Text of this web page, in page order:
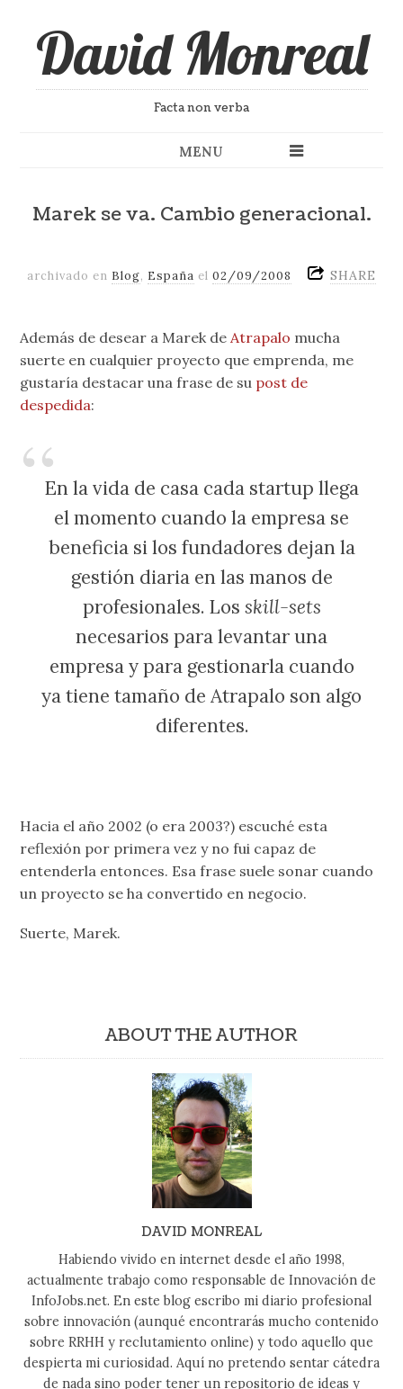
David Monreal
Facta non verba
MENU
Marek se va. Cambio generacional.
archivado en Blog, España el02/09/2008 SHARE
Además de desear a Marek deAtrapalo mucha
suerte en cualquier proyecto que emprenda, me
gustaría destacar una frase de su post de
despedida:
En la vida de casa cada startup llega
el momento cuando la empresa se
beneficia si los fundadores dejan la
gestión diaria en las manos de
profesionales. Los skill-sets
necesarios para levantar una
empresa y para gestionarla cuando
ya tiene tamaño de Atrapalo son algo
diferentes.
Hacia el año 2002 (o era 2003?) escuché esta
reflexión por primera vez y no fui capaz de
entenderla entonces. Esa frase suele sonar cuando
un proyecto se ha convertido en negocio.
Suerte, Marek.
ABOUT THE AUTHOR
DAVID MONREAL
Habiendo vivido en internet desde el año 1998,
actualmente trabajo como responsable de Innovación de
InfoJobs.net. En este blog escribo mi diario profesional
sobre innovación (aunqué encontrarás mucho contenido
sobre RRHH y reclutamiento online) y todo aquello que
despierta mi curiosidad. Aquí no pretendo sentar cátedra
de nada sino poder tener un repositorio de ideas y